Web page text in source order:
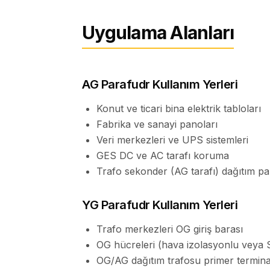
Uygulama Alanları
AG Parafudr Kullanım Yerleri
Konut ve ticari bina elektrik tabloları
Fabrika ve sanayi panoları
Veri merkezleri ve UPS sistemleri
GES DC ve AC tarafı koruma
Trafo sekonder (AG tarafı) dağıtım
YG Parafudr Kullanım Yerleri
Trafo merkezleri OG giriş barası
OG hücreleri (hava izolasyonlu veya
OG/AG dağıtım trafosu primer